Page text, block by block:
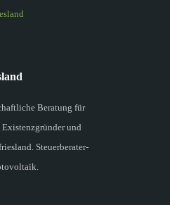
Beratung für
und
Steuerberater-